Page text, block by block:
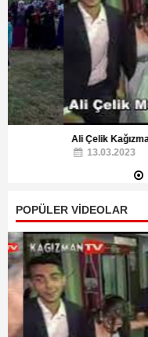
Ali Çelik Kağızman Düğünleri,
13.03.2023
POPÜLER VİDEOLAR